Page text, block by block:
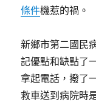
條件機惹的禍。
新鄉市第二國民
記優點和缺點了
拿起電話，撥了
救車送到病院時